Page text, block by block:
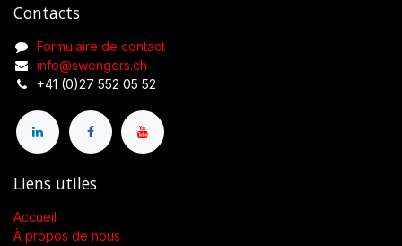
Contacts
Formulaire de contact
info@swengers.ch
+41 (0)27 552 05 52
Liens utiles
Accueil
À propos de nous